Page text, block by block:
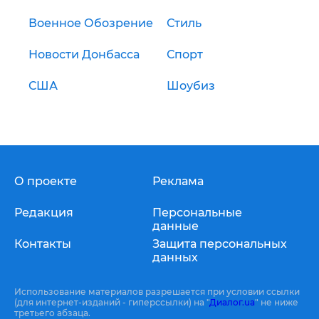
Военное Обозрение Стиль
Новости Донбасса Спорт
США Шоубиз
О проекте
Редакция
Контакты
Реклама
Персональные
данные
Защита персональных
данных
Использование материалов разрешается при условии ссылки
(для интернет-изданий - гиперссылки) на "Диалог.ua" не ниже
третьего абзаца.